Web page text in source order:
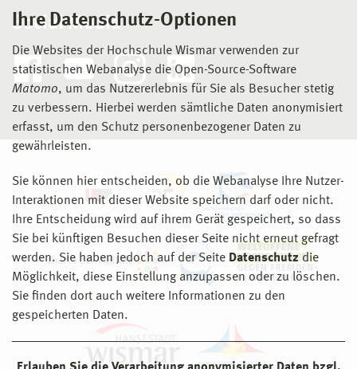
Ihre Datenschutz-Optionen
Die Websites der Hochschule Wismar verwenden zur
statistischen Webanalyse die Open-Source-Software
Matomo, um das Nutzererlebnis für Sie als Besucher stetig
zu verbessern. Hierbei werden sämtliche Daten anonymisiert
erfasst, um den Schutz personenbezogener Daten zu
gewährleisten.
Sie können hier entscheiden, ob die Webanalyse Ihre Nutzer-
Interaktionen mit dieser Website speichern darf oder nicht.
Ihre Entscheidung wird auf ihrem Gerät gespeichert, so dass
Sie bei künftigen Besuchen dieser Seite nicht erneut gefragt
werden. Sie haben jedoch auf der Seite Datenschutz die
Möglichkeit, diese Einstellung anzupassen oder zu löschen.
Sie finden dort auch weitere Informationen zu den
gespeicherten Daten.
Social Media